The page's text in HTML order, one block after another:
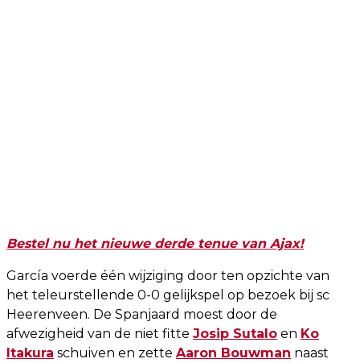
Bestel nu het nieuwe derde tenue van Ajax!
García voerde één wijziging door ten opzichte van
het teleurstellende 0-0 gelijkspel op bezoek bij sc
Heerenveen. De Spanjaard moest door de
afwezigheid van de niet fitte Josip Sutalo en Ko
Itakura schuiven en zette Aaron Bouwman naast